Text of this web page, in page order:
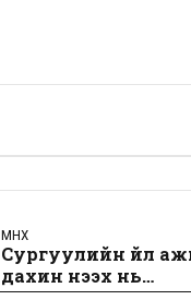
ӨМНӨХ
Сургуулийн үйл
дахин нээх нь…